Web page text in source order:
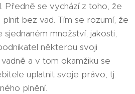
Předně se vychází z toho, že
bez vad. Tím se rozumí, že
množství, jakosti,
některou svoji
a v tom okamžiku se
uplatnit svoje právo, tj.
plnění.